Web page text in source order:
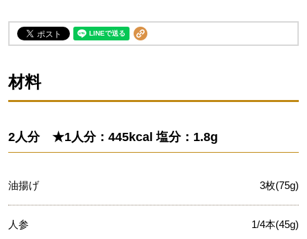
材料
2人分 ★1人分：445kcal 塩分：1.8g
油揚げ 3枚(75g)
人参 1/4本(45g)